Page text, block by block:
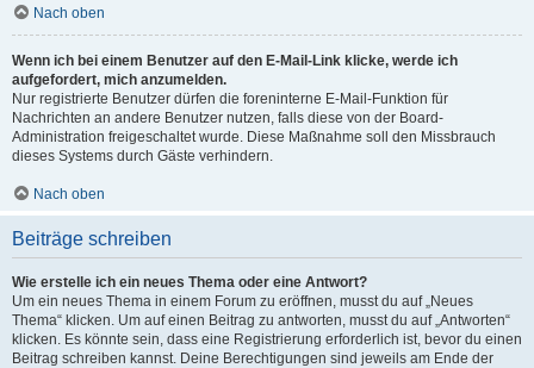
Nach oben
Wenn ich bei einem Benutzer auf den E-Mail-Link klicke, werde ich
aufgefordert, mich anzumelden.
Nur registrierte Benutzer dürfen die foreninterne E-Mail-Funktion für
Nachrichten an andere Benutzer nutzen, falls diese von der Board-
Administration freigeschaltet wurde. Diese Maßnahme soll den Missbrauch
dieses Systems durch Gäste verhindern.
Nach oben
Beiträge schreiben
Wie erstelle ich ein neues Thema oder eine Antwort?
Um ein neues Thema in einem Forum zu eröffnen, musst du auf „Neues
Thema“ klicken. Um auf einen Beitrag zu antworten, musst du auf „Antworten“
klicken. Es könnte sein, dass eine Registrierung erforderlich ist, bevor du einen
Beitrag schreiben kannst. Deine Berechtigungen sind jeweils am Ende der